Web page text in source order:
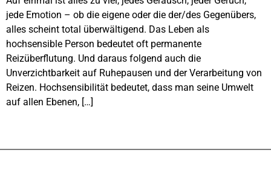
jede Emotion – ob die eigene oder die der/des Gegenübers,
alles scheint total überwältigend. Das Leben als
hochsensible Person bedeutet oft permanente
Reizüberflutung. Und daraus folgend auch die
Unverzichtbarkeit auf Ruhepausen und der Verarbeitung von
Reizen. Hochsensibilität bedeutet, dass man seine Umwelt
auf allen Ebenen, […]